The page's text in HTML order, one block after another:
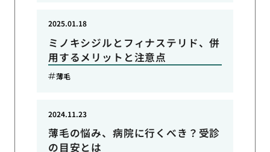
ミノキシジルとフィナステリド、併
用するメリットと注意点
2025.01.18
薄毛
薄毛の悩み、病院に行くべき？受診
の目安とは
2024.11.23